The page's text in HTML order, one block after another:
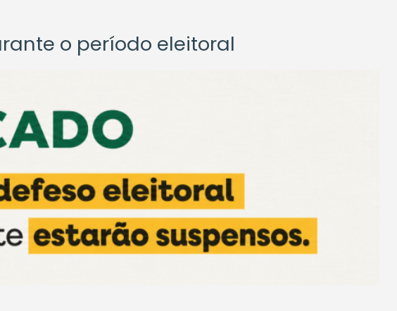
o período eleitoral